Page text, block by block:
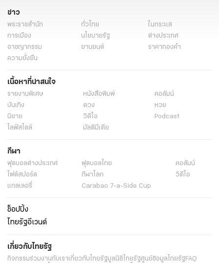
ข่าว
พระราชสำนัก ทั่วไทย
ในกระแส
การเมือง
นโยบายรัฐ
ต่างประเทศ
อาชญากรรม
ยานยนต์
ราคาทองคำ
ความยั่งยืน
เนื้อหาที่น่าสนใจ
รายงานพิเศษ หนังสือพิมพ์
คอลัมน์
บันเทิง
ดวง
หวย
นิยาย
วิดีโอ
Podcast
ไลฟ์สไตล์
มัลติมีเดีย
กีฬา
ฟุตบอลต่่างประเทศ ฟุตบอลไทย
คอลัมน์
ไฟต์สปอร์ต
กีฬาโลก
วิดีโอ
แกลเลอรี่
Carabao 7-a-Side Cup
ช็อปปิ้ง
ไทยรัฐอีเวนต์
เกี่ยวกับไทยรัฐ
กิจกรรมร่วมงานกับเราเกี่ยวกับไทยรัฐมูลนิธิไทยรัฐศูนย์ข้อมูลไทยรัฐFAQ